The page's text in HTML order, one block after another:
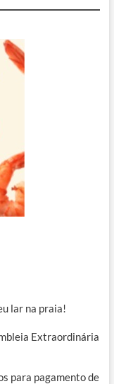
lar na praia!
Extraordinária
para pagamento de